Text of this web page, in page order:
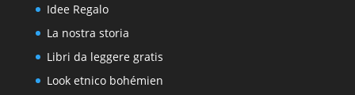
Idee Regalo
La nostra storia
Libri da leggere gratis
Look etnico bohémien